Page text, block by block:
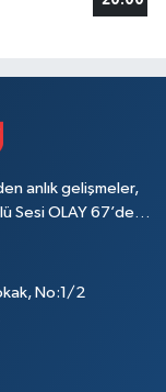
anlık gelişmeler,
Sesi OLAY 67’de…
No:1/2